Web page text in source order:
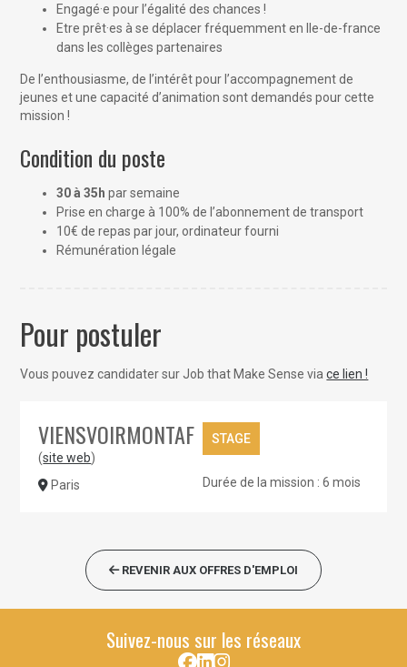
Engagé·e pour l’égalité des chances !
Etre prêt·es à se déplacer fréquemment en Ile-de-france
dans les collèges partenaires
De l’enthousiasme, de l’intérêt pour l’accompagnement de
jeunes et une capacité d’animation sont demandés pour cette
mission !
Condition du poste
30 à 35h par semaine
Prise en charge à 100% de l’abonnement de transport
10€ de repas par jour, ordinateur fourni
Rémunération légale
Pour postuler
Vous pouvez candidater sur Job that Make Sense viace lien !
VIENSVOIRMONTAF
(site web)
Paris
STAGE
Durée de la mission : 6 mois
REVENIR AUX OFFRES D'EMPLOI
Suivez-nous sur les réseaux